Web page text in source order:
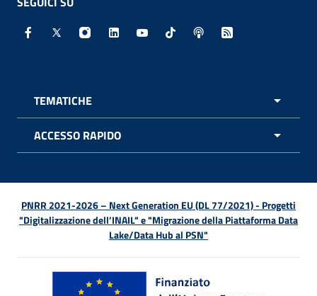
Facebook - Sito esterno - Apertura in nuova finestra
X - Sito esterno - Apertura in nuova finestra
Instagram - Sito esterno - Apertura in
Linkedin - Sito esterno - Apertura in
Youtube - Sito esterno -
TikTok - Sito esterno -
Spreaker - Sito
Feed RSS -
TEMATICHE
ACCESSO RAPIDO
PNRR 2021-2026 – Next Generation EU (DL 77/2021) - Progetti
"Digitalizzazione dell’INAIL" e "Migrazione della Piattaforma Data
Lake/Data Hub al PSN"